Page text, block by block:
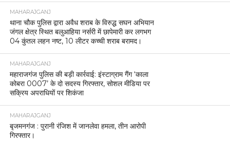
MAHARAJGANJ
थाना चौक पुलिस द्वारा अवैध शराब के विरुद्ध सघन अभियान
जंगल क्षेत्र स्थित बलुआहिया नर्सरी में छापेमारी कर लगभग
04 कुंतल लहन नष्ट, 10 लीटर कच्ची शराब बरामद।
MAHARAJGANJ
महाराजगंज पुलिस की बड़ी कार्रवाई: इंस्टाग्राम गैंग ‘काला
कोबरा 0007’ के दो सदस्य गिरफ्तार, सोशल मीडिया पर
सक्रिय अपराधियों पर शिकंजा
MAHARAJGANJ
बृजमनगंज : पुरानी रंजिश में जानलेवा हमला, तीन आरोपी
गिरफ्तार।